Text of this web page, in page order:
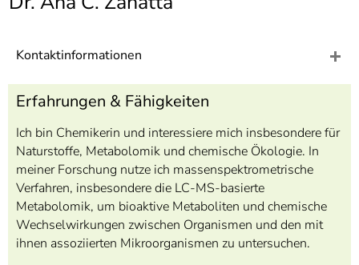
7]
Kontaktinformationen
Erfahrungen & Fähigkeiten
Ich bin Chemikerin und interessiere mich insbesondere für
Naturstoffe, Metabolomik und chemische Ökologie. In
meiner Forschung nutze ich massenspektrometrische
Verfahren, insbesondere die LC-MS-basierte
Metabolomik, um bioaktive Metaboliten und chemische
Wechselwirkungen zwischen Organismen und den mit
ihnen assoziierten Mikroorganismen zu untersuchen.